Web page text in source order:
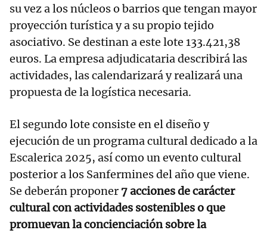
su vez a los núcleos o barrios que tengan mayor
proyección turística y a su propio tejido
asociativo. Se destinan a este lote 133.421,38
euros. La empresa adjudicataria describirá las
actividades, las calendarizará y realizará una
propuesta de la logística necesaria.
El segundo lote consiste en el diseño y
ejecución de un programa cultural dedicado a la
Escalerica 2025, así como un evento cultural
posterior a los Sanfermines del año que viene.
Se deberán proponer 7 acciones de carácter
cultural con actividades sostenibles o que
promuevan la concienciación sobre la